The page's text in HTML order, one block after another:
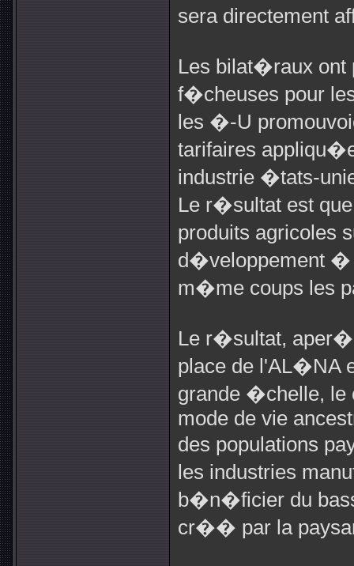
sera directement
Les bilat�raux ont
f�cheuses pour
les �-U
tarifaires
industrie �tats-
Le r�sultat est
produits agricoles
d�veloppement �
m�me coups les
Le r�sultat,
place de l'AL�NA
grande �chelle, le
mode de vie
des populations
les industries
b�n�ficier du
cr�� par la